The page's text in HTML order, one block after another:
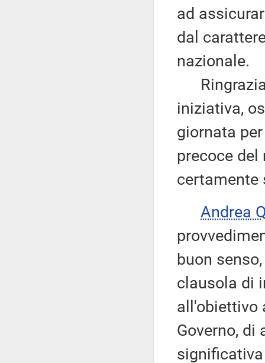
ad
dal
nazionale.
Ringrazia
iniziativa,
giornata
precoce
certamente
Andrea
buon
clausola di
all'obiettivo
Governo, di